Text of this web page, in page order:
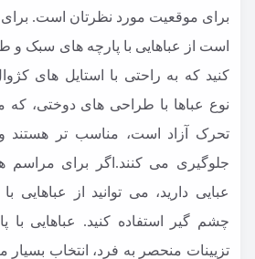
برای موقعیت مورد نظرتان است. برای
است از عباهایی با پارچه های سبک و
کنید که به راحتی با استایل های
نوع عباها با طراحی های دوختی،
تحرک آزاد است، مناسب تر هستند
جلوگیری می کنند.اگر برای مراسم
عبایی دارید، می توانید از
چشم گیر استفاده کنید. عباهایی با
تزیینات منحصر به فرد، انتخاب بسیار